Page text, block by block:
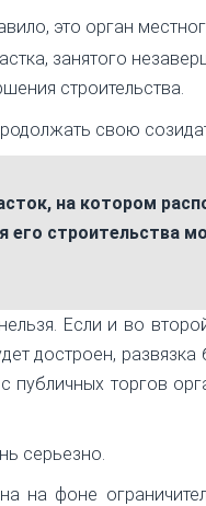
это орган
занятого
строительства.
свою
на котором
его строительства
Если и во
достроен, развязка
торгов
серьезно.
на фоне